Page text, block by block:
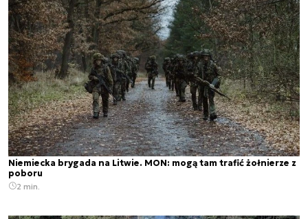
Niemiecka brygada na Litwie. MON: mogą tam trafić żołnierze z
poboru
2 min.